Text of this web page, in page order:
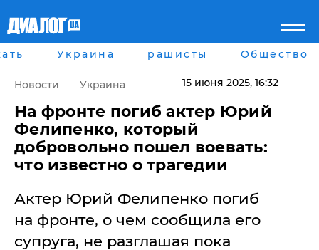
Главная
рассея
Мир
Беларусь
Военное обозрение
Наука и Техника
Экономика
Блоги
Пресса
Шоу-биз
Здоровье
Города
Харьков
Днепр
Львов
Одесса
Украина рашисты Общество
Новости Украина 15 июня 2025, 16:32
На фронте погиб актер Юрий
Фелипенко, который
добровольно пошел воевать:
что известно о трагедии
Актер Юрий Фелипенко погиб
на фронте, о чем сообщила его
супруга, не разглашая пока